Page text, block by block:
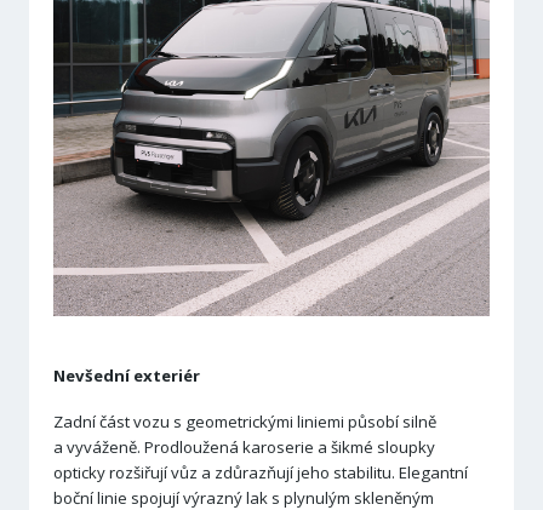
Nevšední exteriér
Zadní část vozu s geometrickými liniemi působí silně
a vyváženě. Prodloužená karoserie a šikmé sloupky
opticky rozšiřují vůz a zdůrazňují jeho stabilitu. Elegantní
boční linie spojují výrazný lak s plynulým skleněným